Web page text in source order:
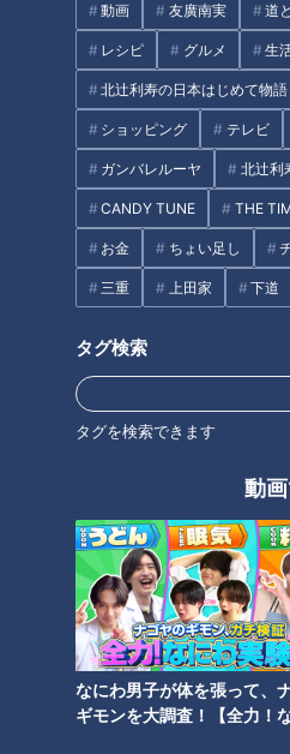
動画 友廣南実 道
レシピ グルメ 生
北辻利寿の日本はじめて物語
ショッピング テレビ
ガンバレルーヤ 北辻利
CANDY TUNE THE
お金 ちょい足し
三重 上田家 下道
タグ検索
タグを検索できます
動
なにわ男子が体を張って、
ギモンを大調査！【全力！
CBCテレビ：画像『写真AC』より「屋